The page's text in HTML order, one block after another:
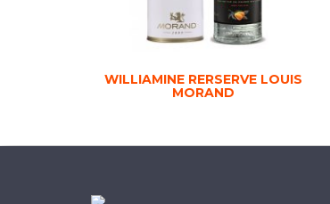
WILLIAMINE RERSERVE LOUIS
MORAND